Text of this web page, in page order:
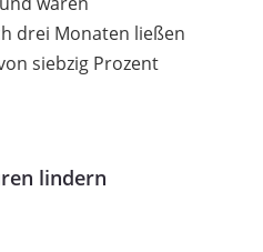
drei Monaten ließen
siebzig Prozent
lindern